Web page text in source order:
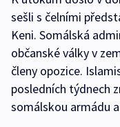
sešli s čelními
Keni. Somálská
občanské války v
členy opozice.
posledních týdnech
somálskou armádu